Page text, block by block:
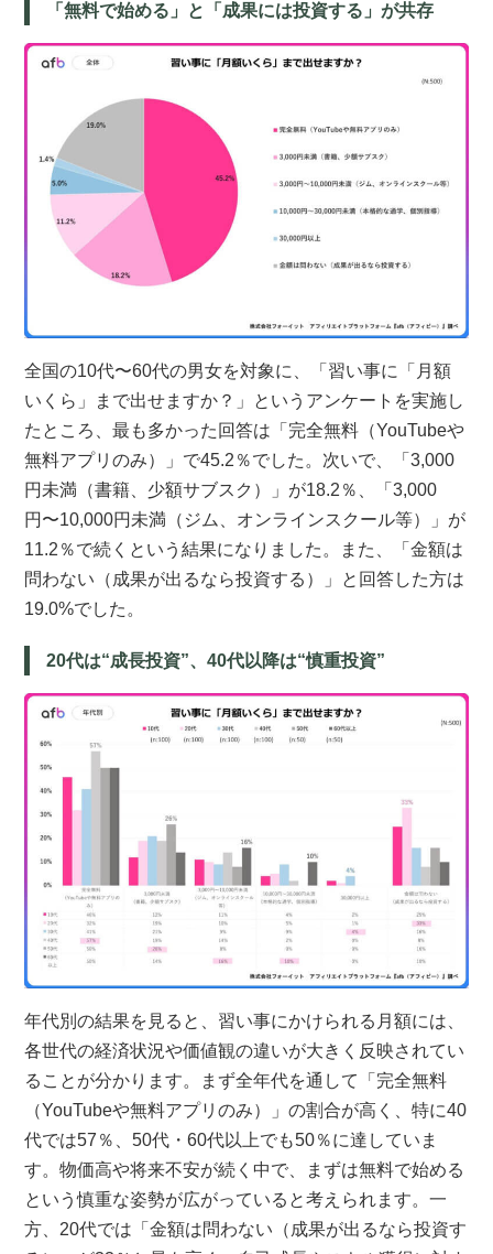
「無料で始める」と「成果には投資する」が共存
全国の10代〜60代の男女を対象に、「習い事に「月額
いくら」まで出せますか？」というアンケートを実施し
たところ、最も多かった回答は「完全無料（YouTubeや
無料アプリのみ）」で45.2％でした。次いで、「3,000
円未満（書籍、少額サブスク）」が18.2％、「3,000
円〜10,000円未満（ジム、オンラインスクール等）」が
11.2％で続くという結果になりました。また、「金額は
問わない（成果が出るなら投資する）」と回答した方は
19.0%でした。
20代は“成長投資”、40代以降は“慎重投資”
年代別の結果を見ると、習い事にかけられる月額には、
各世代の経済状況や価値観の違いが大きく反映されてい
ることが分かります。まず全年代を通して「完全無料
（YouTubeや無料アプリのみ）」の割合が高く、特に40
代では57％、50代・60代以上でも50％に達していま
す。物価高や将来不安が続く中で、まずは無料で始める
という慎重な姿勢が広がっていると考えられます。一
方、20代では「金額は問わない（成果が出るなら投資す